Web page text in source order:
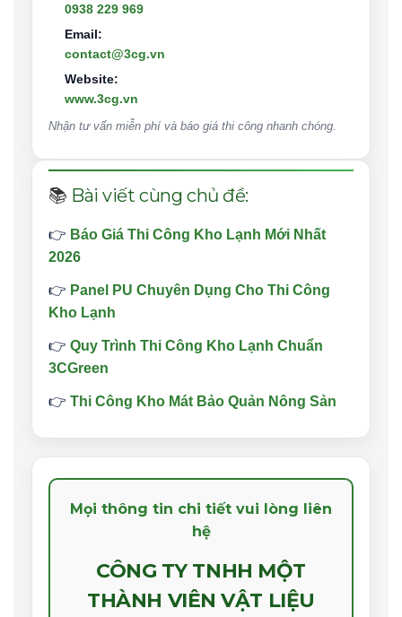
0938 229 969
Email:
contact@3cg.vn
Website:
www.3cg.vn
Nhận tư vấn miễn phí và báo giá thi công nhanh chóng.
📚 Bài viết cùng chủ đề:
👉 Báo Giá Thi Công Kho Lạnh Mới Nhất
2026
👉 Panel PU Chuyên Dụng Cho Thi Công
Kho Lạnh
👉 Quy Trình Thi Công Kho Lạnh Chuẩn
3CGreen
👉 Thi Công Kho Mát Bảo Quản Nông Sản
Mọi thông tin chi tiết vui lòng liên
hệ
CÔNG TY TNHH MỘT
THÀNH VIÊN VẬT LIỆU